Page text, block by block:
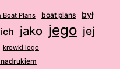
Plans boat plans był
ich jako jego jej
krowki logo